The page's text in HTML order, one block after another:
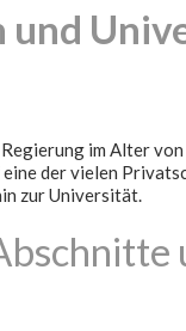
und
im Alter
der vielen
zur Universität.